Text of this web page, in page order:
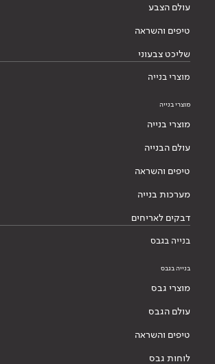
עולם הצבע
טיפים והשראה
שליכט צבעוני
מוצרי בנייה
מוצרי בנייה
מוצרי בנייה
עולם הבנייה
טיפים והשראה
מערכות בנייה
דבקים לאריחים
בנייה בגבס
בנייה בגבס
מוצרי גבס
עולם הגבס
טיפים והשראה
לוחות גבס